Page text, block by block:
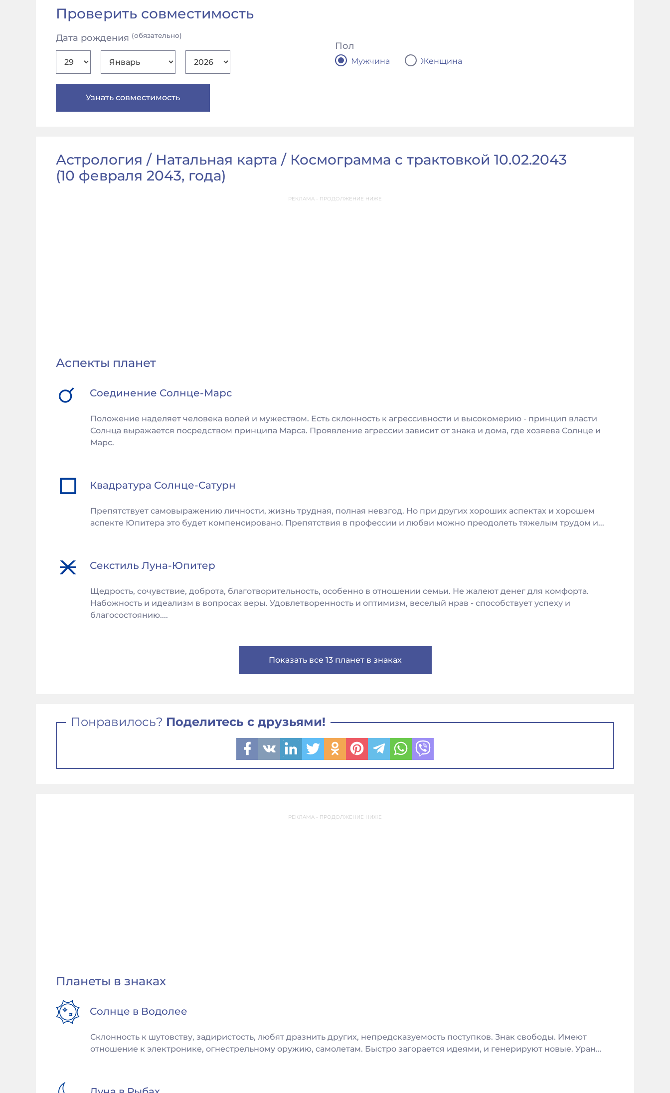
Проверить совместимость
Дата рождения (обязательно)
Пол
Мужчина Женщина
Астрология / Натальная карта / Космограмма с трактовкой 10.02.2043
(10 февраля 2043, года)
РЕКЛАМА - ПРОДОЛЖЕНИЕ НИЖЕ
Аспекты планет
Соединение Солнце-Марс
Положение наделяет человека волей и мужеством. Есть склонность к агрессивности и высокомерию - принцип власти
Солнца выражается посредством принципа Марса. Проявление агрессии зависит от знака и дома, где хозяева Солнце и
Марс.
Квадратура Солнце-Сатурн
Препятствует самовыражению личности, жизнь трудная, полная невзгод. Но при других хороших аспектах и хорошем
аспекте Юпитера это будет компенсировано. Препятствия в профессии и любви можно преодолеть тяжелым трудом и...
Секстиль Луна-Юпитер
Щедрость, сочувствие, доброта, благотворительность, особенно в отношении семьи. Не жалеют денег для комфорта.
Набожность и идеализм в вопросах веры. Удовлетворенность и оптимизм, веселый нрав - способствует успеху и
благосостоянию....
Показать все 13 планет в знаках
Понравилось? Поделитесь с друзьями!
РЕКЛАМА - ПРОДОЛЖЕНИЕ НИЖЕ
Планеты в знаках
Солнце в Водолее
Склонность к шутовству, задиристость, любят дразнить других, непредсказуемость поступков. Знак свободы. Имеют
отношение к электронике, огнестрельному оружию, самолетам. Быстро загорается идеями, и генерируют новые. Уран...